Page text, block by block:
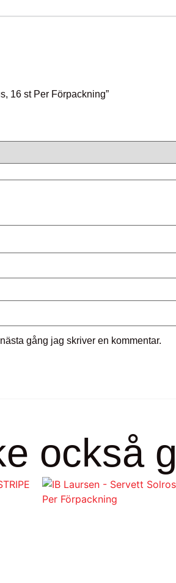
16 st Per Förpackning”
gång jag skriver en kommentar.
också